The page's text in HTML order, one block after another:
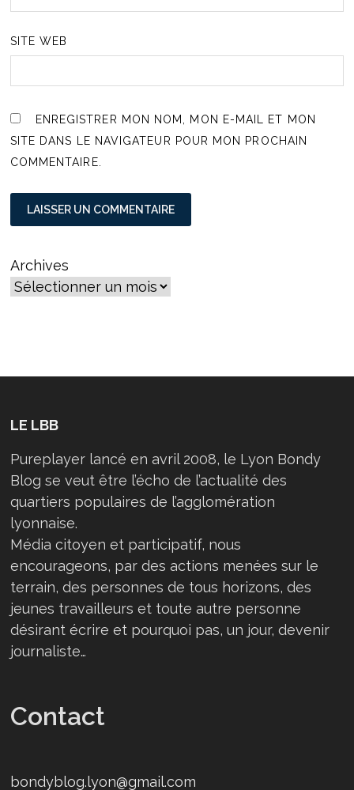
SITE WEB
ENREGISTRER MON NOM, MON E-MAIL ET MON
SITE DANS LE NAVIGATEUR POUR MON PROCHAIN
COMMENTAIRE.
Archives
LE LBB
Pureplayer lancé en avril 2008, le Lyon Bondy
Blog se veut être l’écho de l’actualité des
quartiers populaires de l’agglomération
lyonnaise.
Média citoyen et participatif, nous
encourageons, par des actions menées sur le
terrain, des personnes de tous horizons, des
jeunes travailleurs et toute autre personne
désirant écrire et pourquoi pas, un jour, devenir
journaliste…
Contact
bondyblog.lyon@gmail.com